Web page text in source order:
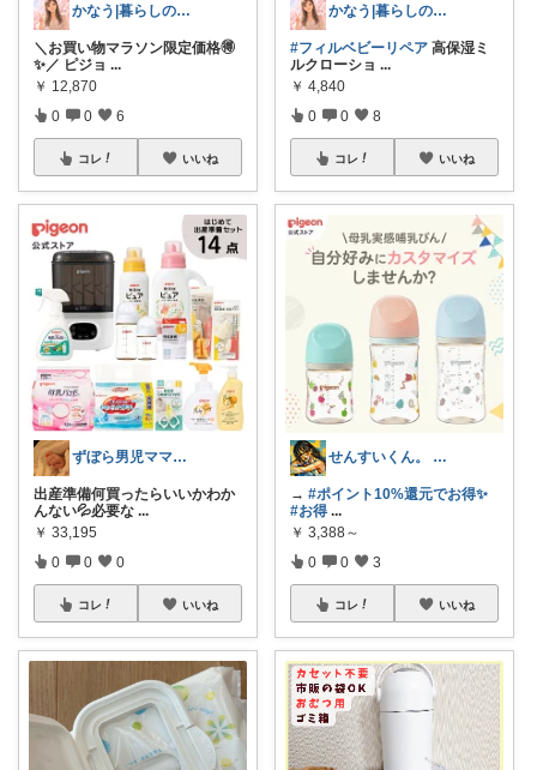
かなう|暮らしの記録🌱
＼お買い物マラソン限定価格🉐
✨／ ピジョ ...
￥ 12,870
0 0 6
コレ いいね
ずぼら男児ママの時短便利グッズROOM
出産準備何買ったらいいかわか
んない💦必要な ...
￥ 33,195
0 0 0
コレ いいね
かなう|暮らしの記録🌱
#フィルベビーリペア 高保湿ミ
ルクローショ ...
￥ 4,840
0 0 8
コレ いいね
せんすいくん。 ＼情報の海へダイブ／
→ #ポイント10%還元でお得✨
#お得 ...
￥ 3,388～
0 0 3
コレ いいね